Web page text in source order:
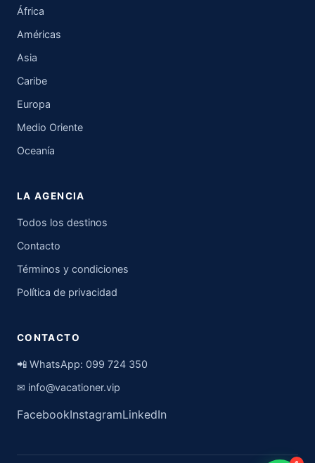
África
Américas
Asia
Caribe
Europa
Medio Oriente
Oceanía
LA AGENCIA
Todos los destinos
Contacto
Términos y condiciones
Política de privacidad
CONTACTO
📲 WhatsApp: 099 724 350
✉ info@vacationer.vip
FacebookInstagramLinkedIn